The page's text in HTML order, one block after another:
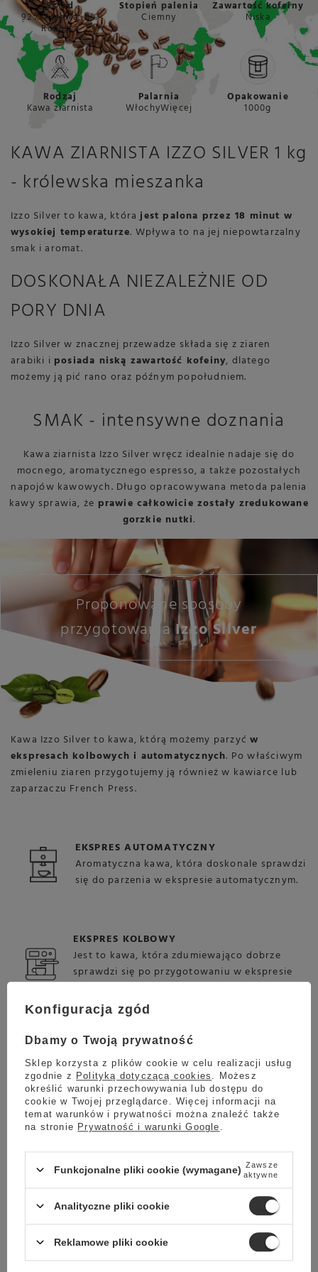
Skład
92% Arabika, 8%
Robusta
Stopień palenia
Ciemny
Zawartość kofeiny
Niska
Rodzaj
Kawa ziarnista
Palarnia
WłochyWięcej
Opakowanie
1000g
KAWA ZIARNISTA IZZO SILVER 1 kg
- królewska mieszanka
Izzo Silver to kawa, którajest palona przez 18 minut w
wysokiej temperaturze. Wpływa to na jej niepowtarzalny
smak i aromat.
DOSKONAŁA NIEZALEŻNIE OD
PORY DNIA
Izzo Silver w znacznej przewadze składa się z ziaren
arabiki i posiada niską zawartość kofeiny, dlatego
możemy ją pić rano oraz późnym popołudniem.
SMAK - intensywne doznania
Kawa ziarnista Izzo Silver wręcz idealnie nadaje się do
mocnego, aromatycznego espresso, a także pozostałych
napojów kawowych. Długo opracowywana metoda palenia
kawy sprawia, że prawie całkowicie zostały zredukowane
gorzkie nutki.
Proponowane sposoby
przygotowaniaIzzo Silver
Kawa Izzo Silver to kawa, którą możemy parzyćw
ekspresach kolbowych i automatycznych. Po właściwym
zmieleniu ziaren przygotujemy ją również w kawiarce lub
zaparzaczu French Press.
EKSPRES AUTOMATYCZNY
Aromatyczna kawa, która doskonale sprawdzi
się do parzenia w ekspresie automatycznym.
EKSPRES KOLBOWY
Jest to kawa, która zdumiewająco dobrze
sprawdzi się po przygotowaniu w ekspresie
EKSPRES PRZELEWOWY
Zaparz ją w ekspresie przelewowym, a
przekonasz się, jak świetna kawa potrafi
pobudzić zmysły.
FRENCH PRESS
Jeżeli jesteś miłośnikiem praski francuskiej, to
ta kawa z pewnością spełni Twoje
Konfiguracja zgód
Dbamy o Twoją prywatność
Sklep korzysta z plików cookie w celu realizacji usług
zgodnie z Polityką dotyczącą cookies
. Możesz
określić warunki przechowywania lub dostępu do
cookie w Twojej przeglądarce. Więcej informacji na
temat warunków i prywatności można znaleźć także
na stronie Prywatność i warunki Google
Funkcjonalne pliki cookie (wymagane) Zawsze
aktywne
Analityczne pliki cookie
Reklamowe pliki cookie